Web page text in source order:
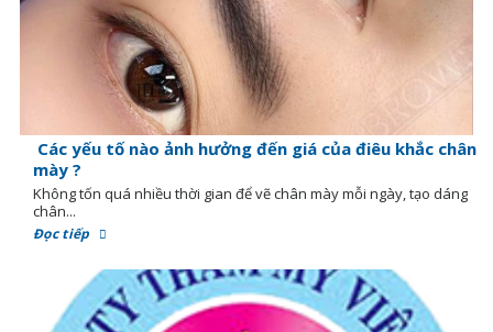
Các yếu tố nào ảnh hưởng đến giá của điêu khắc chân
mày ?
Không tốn quá nhiều thời gian để vẽ chân mày mỗi ngày, tạo dáng
chân...
Đọc tiếp